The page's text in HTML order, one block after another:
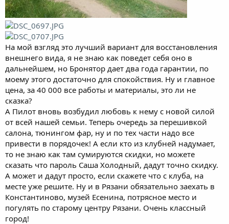
На мой взгляд это лучший вариант для восстановления
внешнего вида, я не знаю как поведет себя оно в
дальнейшем, но Бронятор дает два года гарантии, по
моему этого достаточно для спокойствия. Ну и главное
цена, за 40 000 все работы и материалы, это ли не
сказка?
А Пилот вновь возбудил любовь к нему с новой силой
от всей нашей семьи. Теперь очередь за перешивкой
салона, тюнингом фар, ну и по тех части надо все
привести в порядочек! А если кто из клубней надумает,
то не знаю как там сумируются скидки, но можете
сказать что пароль Саша Холодный, дадут точно скидку.
А может и дадут просто, если скажете что с клуба, на
месте уже решите. Ну и в Рязани обязательно заехать в
Константиново, музей Есенина, потрясное место и
погулять по старому центру Рязани. Очень классный
город!